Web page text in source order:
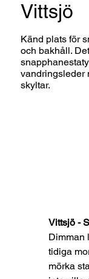
Vittsjö
Känd plats för
och bakhåll.
vandringsleder
skyltar.
Vittsjö -
Dimman
tidiga
mörka